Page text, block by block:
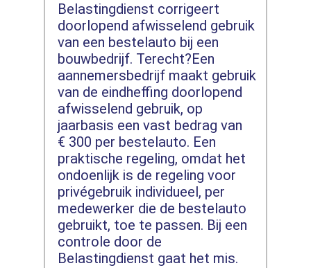
Belastingdienst corrigeert
doorlopend afwisselend gebruik
van een bestelauto bij een
bouwbedrijf. Terecht?Een
aannemersbedrijf maakt gebruik
van de eindheffing doorlopend
afwisselend gebruik, op
jaarbasis een vast bedrag van
€ 300 per bestelauto. Een
praktische regeling, omdat het
ondoenlijk is de regeling voor
privégebruik individueel, per
medewerker die de bestelauto
gebruikt, toe te passen. Bij een
controle door de
Belastingdienst gaat het mis.